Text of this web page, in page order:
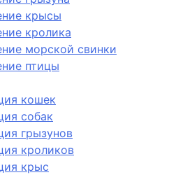
крысы
кролика
морской свинки
птицы
кошек
собак
грызунов
кроликов
крыс